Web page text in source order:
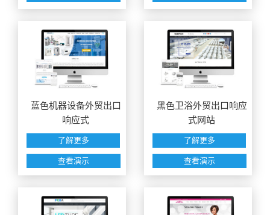
蓝色机器设备外贸出口
响应式
了解更多
查看演示
黑色卫浴外贸出口响应
式网站
了解更多
查看演示